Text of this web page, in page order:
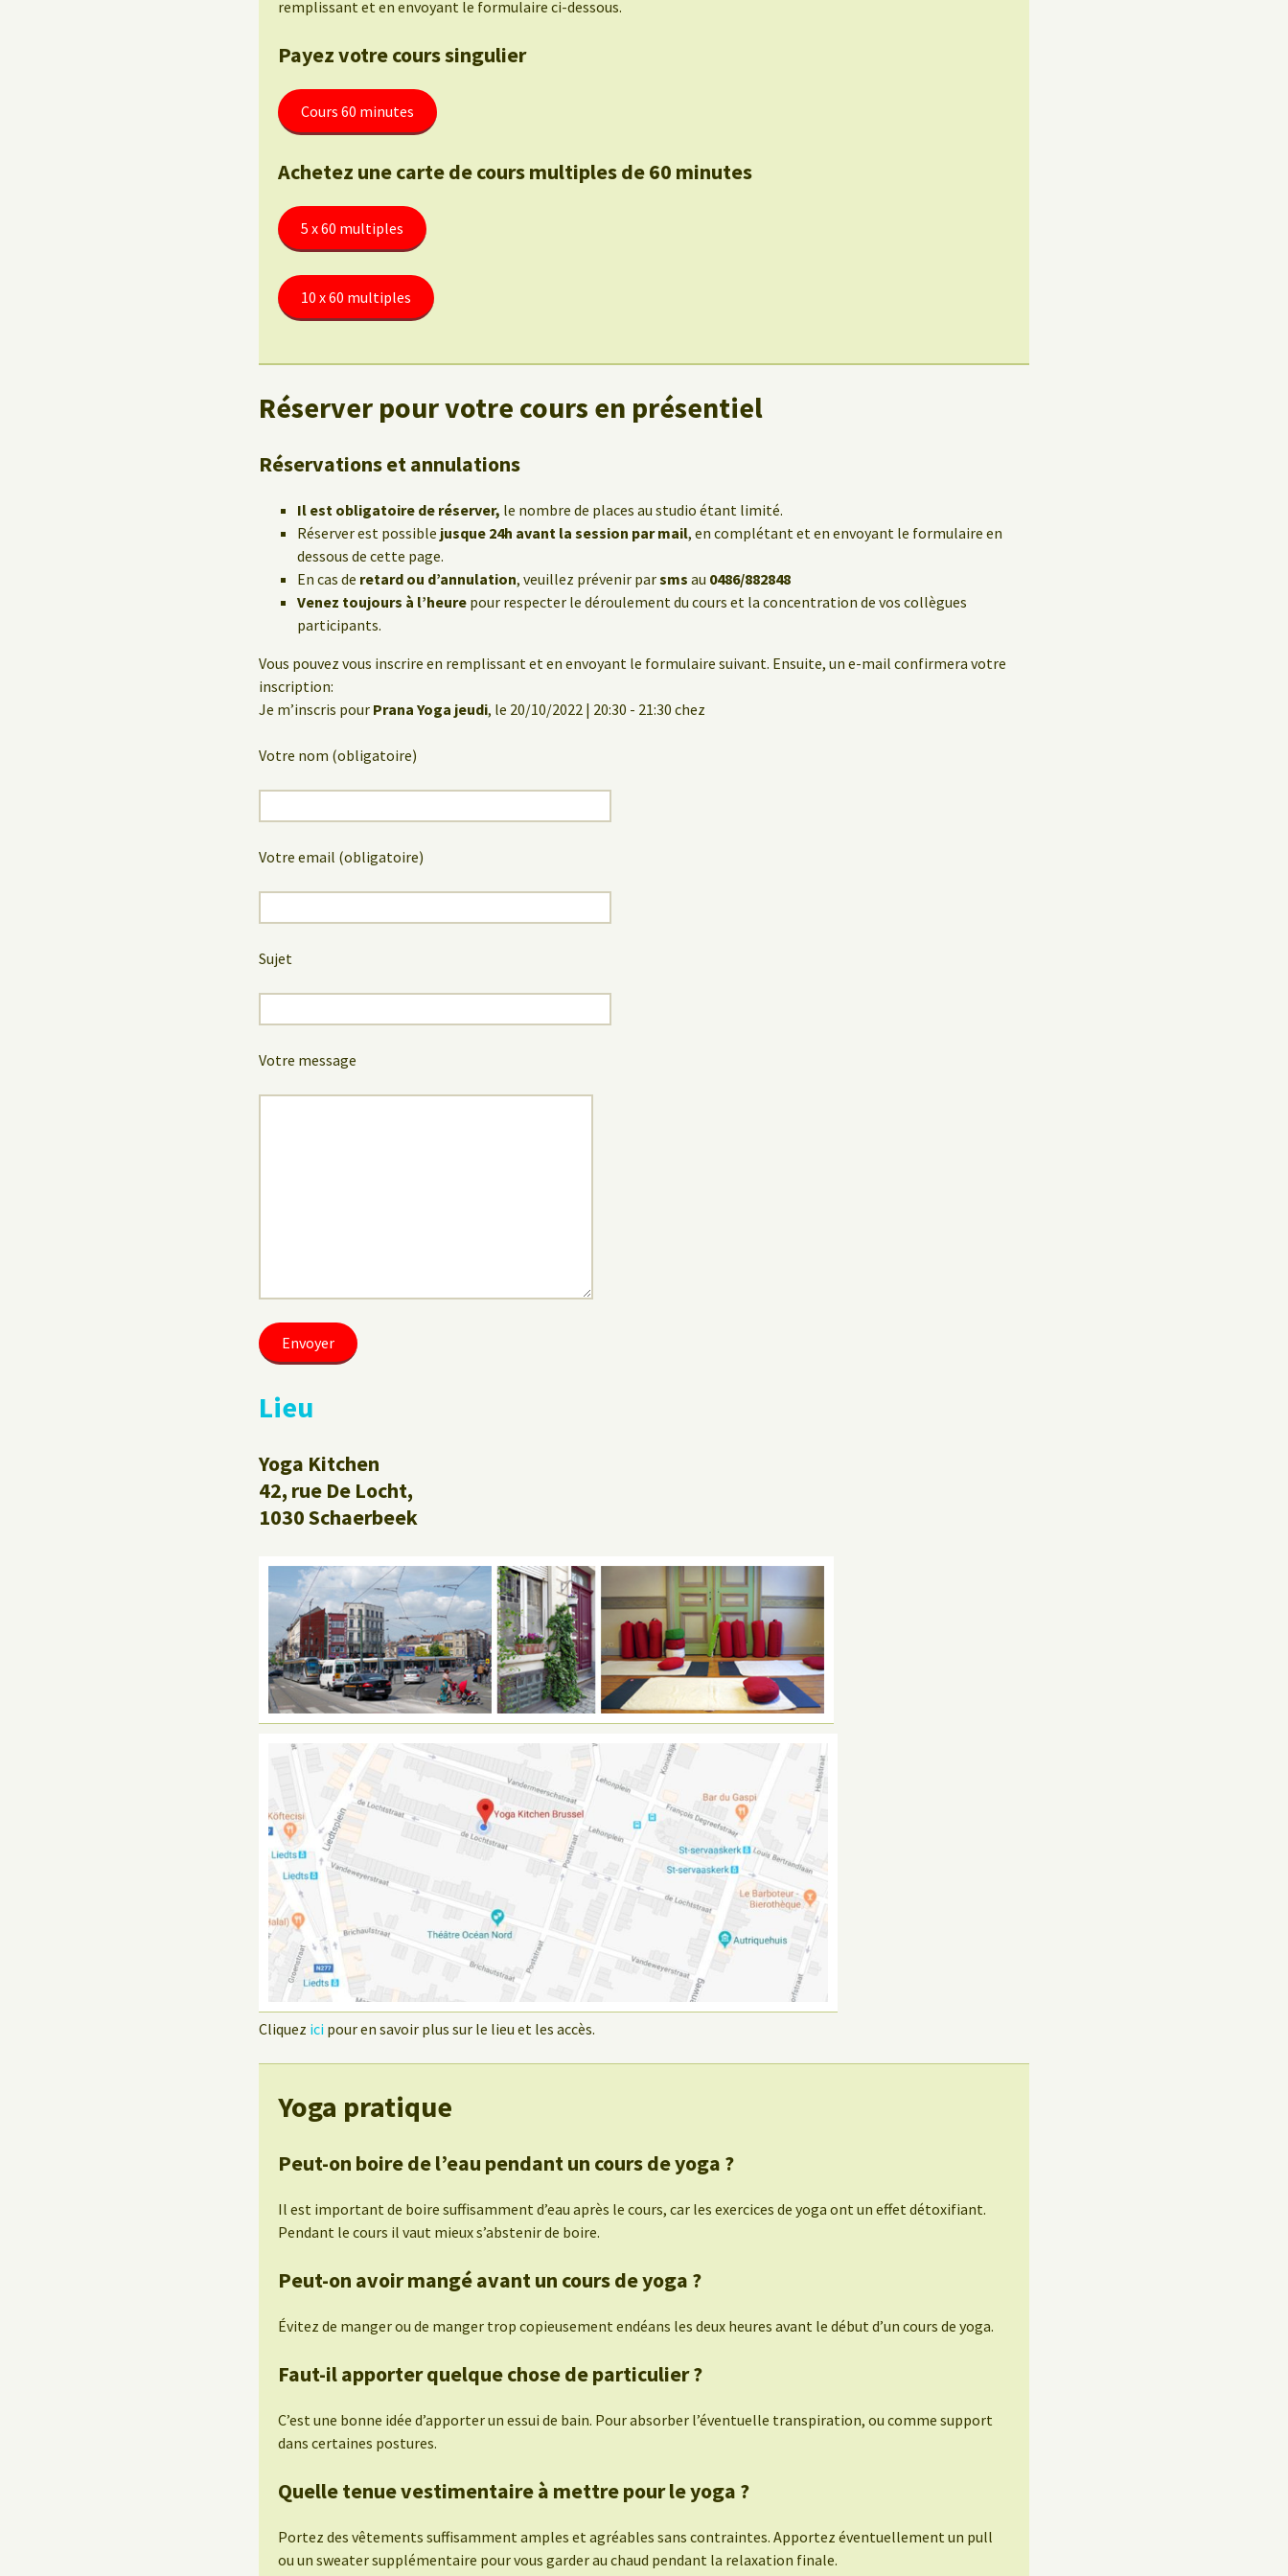
remplissant et en envoyant le formulaire ci-dessous.
Payez votre cours singulier
Cours 60 minutes
Achetez une carte de cours multiples de 60 minutes
5 x 60 multiples
10 x 60 multiples
Réserver pour votre cours en présentiel
Réservations et annulations
Il est obligatoire de réserver, le nombre de places au studio étant limité.
Réserver est possible jusque 24h avant la session par mail, en complétant et en envoyant le formulaire en
dessous de cette page.
En cas de retard ou d’annulation, veuillez prévenir parsms au 0486/882848
Venez toujours à l’heure pour respecter le déroulement du cours et la concentration de vos collègues
participants.
Vous pouvez vous inscrire en remplissant et en envoyant le formulaire suivant. Ensuite, un e-mail confirmera votre
inscription:
Je m’inscris pour Prana Yoga jeudi, le 20/10/2022 | 20:30 - 21:30 chez
Votre nom (obligatoire)
Votre email (obligatoire)
Sujet
Votre message
Lieu
Yoga Kitchen
42, rue De Locht,
1030 Schaerbeek
Cliquez ici pour en savoir plus sur le lieu et les accès.
Yoga pratique
Peut-on boire de l’eau pendant un cours de yoga ?
Il est important de boire suffisamment d’eau après le cours, car les exercices de yoga ont un effet détoxifiant.
Pendant le cours il vaut mieux s’abstenir de boire.
Peut-on avoir mangé avant un cours de yoga ?
Évitez de manger ou de manger trop copieusement endéans les deux heures avant le début d’un cours de yoga.
Faut-il apporter quelque chose de particulier ?
C’est une bonne idée d’apporter un essui de bain. Pour absorber l’éventuelle transpiration, ou comme support
dans certaines postures.
Quelle tenue vestimentaire à mettre pour le yoga ?
Portez des vêtements suffisamment amples et agréables sans contraintes. Apportez éventuellement un pull
ou un sweater supplémentaire pour vous garder au chaud pendant la relaxation finale.